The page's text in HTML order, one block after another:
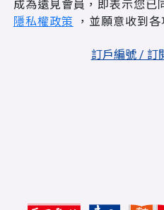
成為遠見會員，即表示您已
隱私權政策 ，並願意收到各
訂戶編號 / 訂